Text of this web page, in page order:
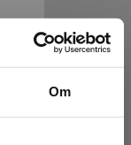
Om